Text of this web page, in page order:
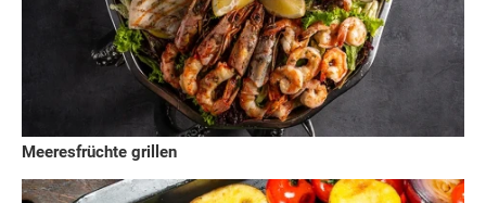
Meeresfrüchte grillen